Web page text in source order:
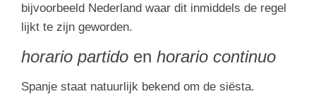
bijvoorbeeld Nederland waar dit inmiddels de regel
lijkt te zijn geworden.
horario partido en horario continuo
Spanje staat natuurlijk bekend om de siësta.